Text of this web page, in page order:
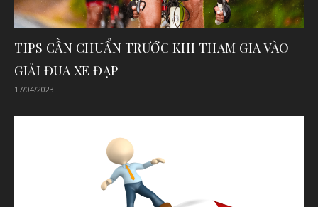
TIPS CẦN CHUẨN TRƯỚC KHI THAM GIA VÀO
GIẢI ĐUA XE ĐẠP
17/04/2023